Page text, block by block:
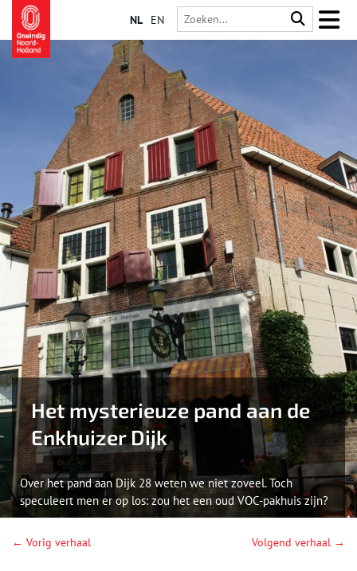
NL EN
Het mysterieuze pand aan de
Enkhuizer Dijk
Over het pand aan Dijk 28 weten we niet zoveel. Toch
speculeert men er op los: zou het een oud VOC-pakhuis zijn?
← Vorig verhaal Volgend verhaal →